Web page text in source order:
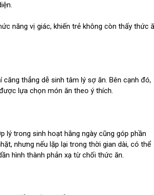
năng vị giác, khiến trẻ không còn thấy thức
thẳng dễ sinh tâm lý sợ ăn. Bên cạnh đó,
lựa chọn món ăn theo ý thích.
lý trong sinh hoạt hằng ngày cũng góp phần
nhưng nếu lặp lại trong thời gian dài, có thể
hình thành phản xạ từ chối thức ăn.